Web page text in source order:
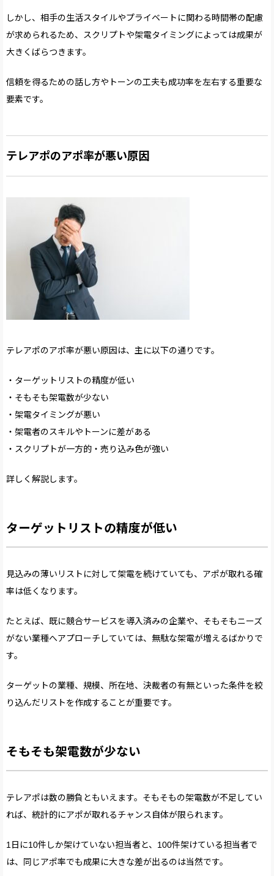
しかし、相手の生活スタイルやプライベートに関わる時間帯の配慮
が求められるため、スクリプトや架電タイミングによっては成果が
大きくばらつきます。
信頼を得るための話し方やトーンの工夫も成功率を左右する重要な
要素です。
テレアポのアポ率が悪い原因
テレアポのアポ率が悪い原因は、主に以下の通りです。
・ターゲットリストの精度が低い
・そもそも架電数が少ない
・架電タイミングが悪い
・架電者のスキルやトーンに差がある
・スクリプトが一方的・売り込み色が強い
詳しく解説します。
ターゲットリストの精度が低い
見込みの薄いリストに対して架電を続けていても、アポが取れる確
率は低くなります。
たとえば、既に競合サービスを導入済みの企業や、そもそもニーズ
がない業種へアプローチしていては、無駄な架電が増えるばかりで
す。
ターゲットの業種、規模、所在地、決裁者の有無といった条件を絞
り込んだリストを作成することが重要です。
そもそも架電数が少ない
テレアポは数の勝負ともいえます。そもそもの架電数が不足してい
れば、統計的にアポが取れるチャンス自体が限られます。
1日に10件しか架けていない担当者と、100件架けている担当者で
は、同じアポ率でも成果に大きな差が出るのは当然です。